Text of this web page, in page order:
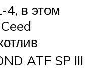
4, в этом
ATF SP III